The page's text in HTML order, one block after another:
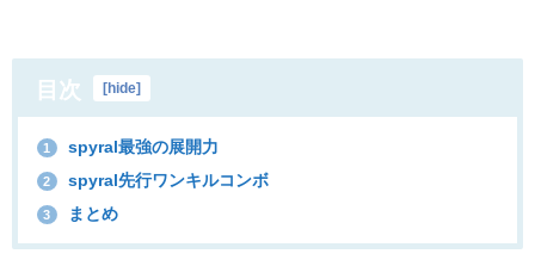
目次 [hide]
1 spyral最強の展開力
2 spyral先行ワンキルコンボ
3 まとめ